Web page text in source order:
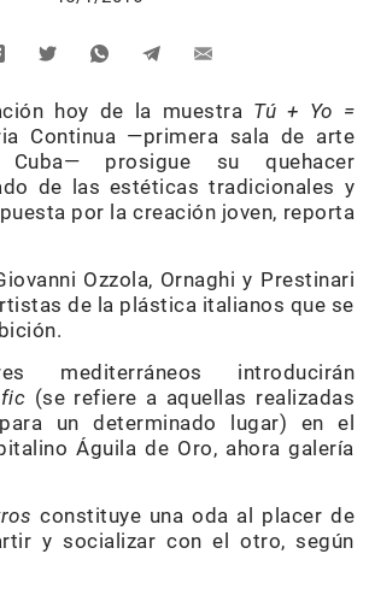
hoy de la muestra Tú + Yo =
Continua —primera sala de arte
Cuba— prosigue su quehacer
de las estéticas tradicionales y
por la creación joven, reporta
Ozzola, Ornaghi y Prestinari
de la plástica italianos que se
mediterráneos introducirán
(se refiere a aquellas realizadas
un determinado lugar) en el
Águila de Oro, ahora galería
constituye una oda al placer de
y socializar con el otro, según